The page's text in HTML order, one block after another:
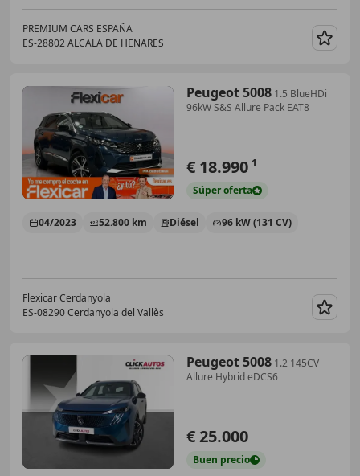
PREMIUM CARS ESPAÑA
ES-28802 ALCALA DE HENARES
Peugeot 5008 1.5 BlueHDi
96kW S&S Allure Pack EAT8
€ 18.990 1
Súperoferta
04/2023 52.800 km Diésel 96 kW (131 CV)
Flexicar Cerdanyola
ES-08290 Cerdanyola del Vallès
Peugeot 5008 1.2 145CV
Allure Hybrid eDCS6
€ 25.000
Buen precio